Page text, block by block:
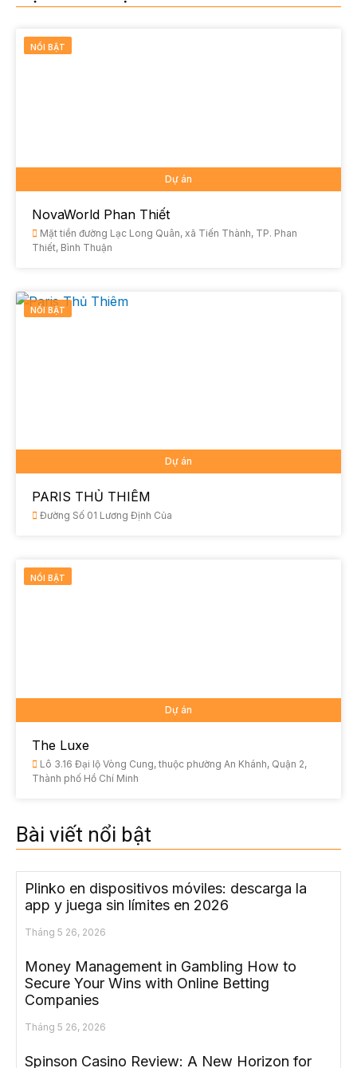
NỔI BẬT
Dự án
NovaWorld Phan Thiết
Mặt tiền đường Lạc Long Quân, xã Tiến Thành, TP. Phan
Thiết, Bình Thuận
NỔI BẬT
Dự án
PARIS THỦ THIÊM
Đường Số 01 Lương Định Của
NỔI BẬT
Dự án
The Luxe
Lô 3.16 Đại lộ Vòng Cung, thuộc phường An Khánh, Quận 2,
Thành phố Hồ Chí Minh
Bài viết nổi bật
Plinko en dispositivos móviles: descarga la
app y juega sin límites en 2026
Tháng 5 26, 2026
Money Management in Gambling How to
Secure Your Wins with Online Betting
Companies
Tháng 5 26, 2026
Spinson Casino Review: A New Horizon for